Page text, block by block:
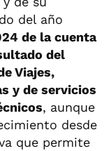
del año
de la cuenta
del
Viajes,
y de servicios
, aunque
desde
que permite